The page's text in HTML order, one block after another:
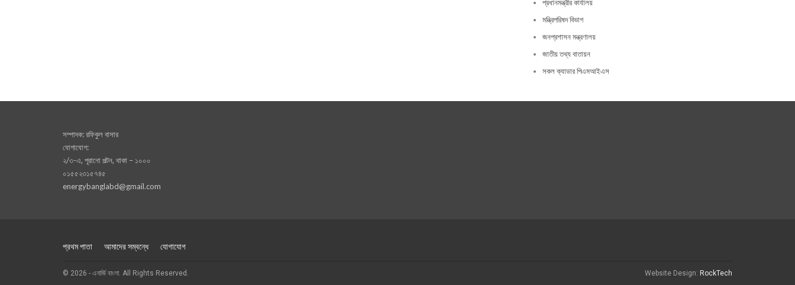
প্রধানমন্ত্রীর কার্যালয়
মন্ত্রিপরিষদ বিভাগ
জনপ্রশাসন মন্ত্রণালয়
জাতীয় তথ্য বাতায়ন
সকল ক্যাডার পিএমআইএস
সম্পাদক: রফিকুল বাসার
যোগাযোগ:
২/৩-এ, পূরানো পল্টন, থাকা – ১০০০
০১৫৫২৩১৫৭৪৫
energybanglabd@gmail.com
প্রথম পাতা আমাদের সম্বন্ধে যোগাযোগ
© 2026 - এনার্জি বাংলা. All Rights Reserved. Website Design: RockTech